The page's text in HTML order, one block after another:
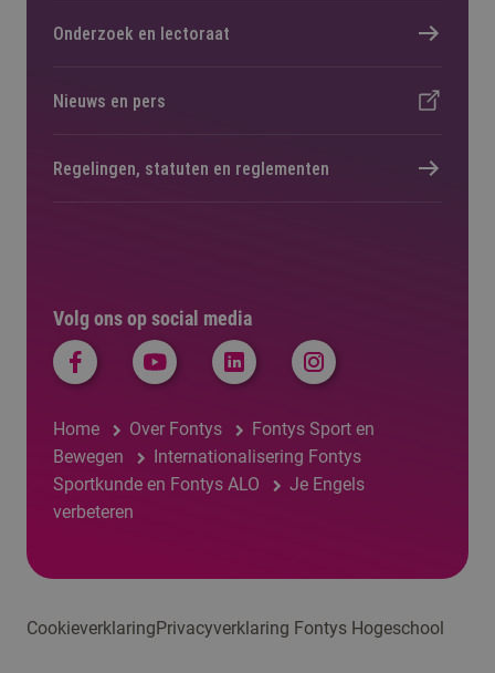
Volg ons op social media
Home Over Fontys
Fontys Sport en
Bewegen
Internationalisering Fontys
Sportkunde en Fontys ALO
Je Engels
verbeteren
Onderzoek en lectoraat
Nieuws en pers
Regelingen, statuten en reglementen
CookieverklaringPrivacyverklaring Fontys Hogeschool